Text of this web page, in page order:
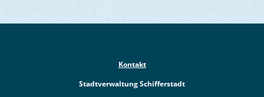
Kontakt
Stadtverwaltung Schifferstadt